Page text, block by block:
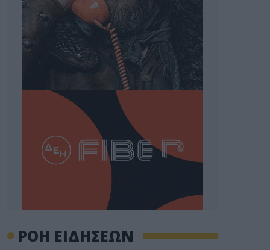
ΡΟΗ ΕΙΔΗΣΕΩΝ